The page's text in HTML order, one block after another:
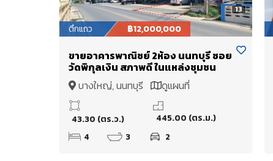
13
ตึกแถว ฿12,000,000
ขายอาคารพาณิชย์ 2ห้อง นนทบุรี ซอย
วัดพิกุลเงิน สภาพดี ในแหล่งชุมชน
บางใหญ่, นนทบุรี
ดูแผนที่
43.30 (ตร.ว.)
445.00 (ตร.ม.)
4
3 2